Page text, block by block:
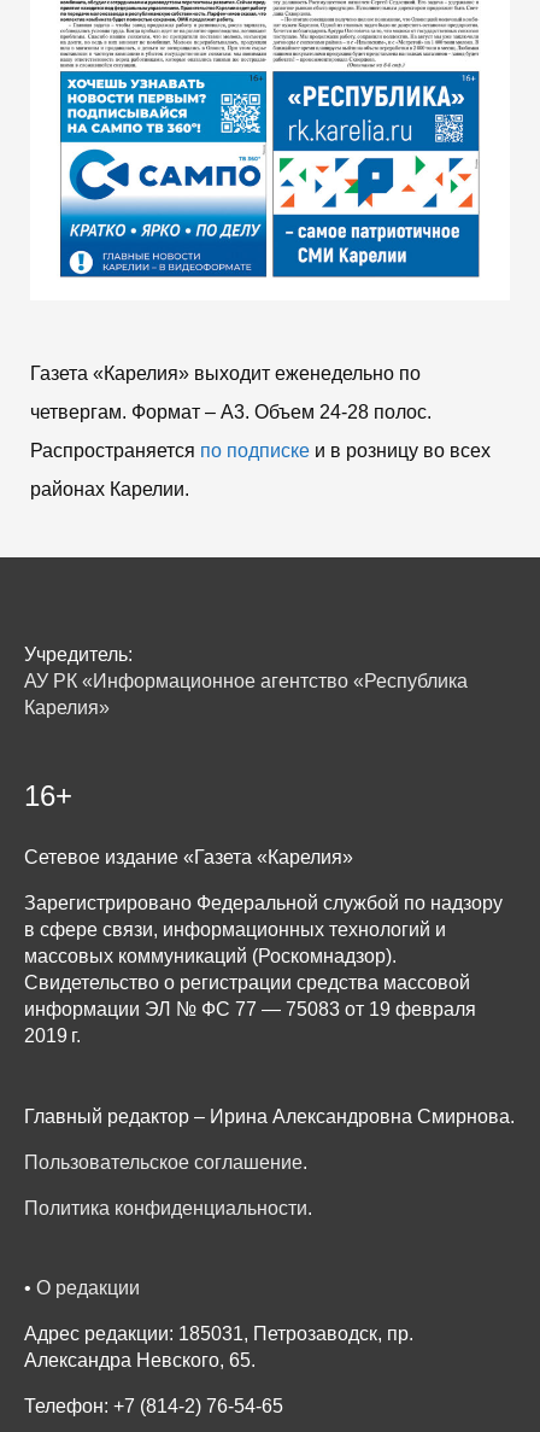
Газета «Карелия» выходит еженедельно по
четвергам. Формат – A3. Объем 24-28 полос.
Распространяется по подпискеи в розницу во всех
районах Карелии.
Учредитель:
АУ РК «Информационное агентство «Республика
Карелия»
16+
Сетевое издание «Газета «Карелия»
Зарегистрировано Федеральной службой по надзору
в сфере связи, информационных технологий и
массовых коммуникаций (Роскомнадзор).
Свидетельство о регистрации средства массовой
информации ЭЛ № ФС 77 — 75083 от 19 февраля
2019 г.
Главный редактор – Ирина Александровна Смирнова.
Пользовательское соглашение.
Политика конфиденциальности.
• О редакции
Адрес редакции: 185031, Петрозаводск, пр.
Александра Невского, 65.
Телефон: +7 (814-2) 76-54-65